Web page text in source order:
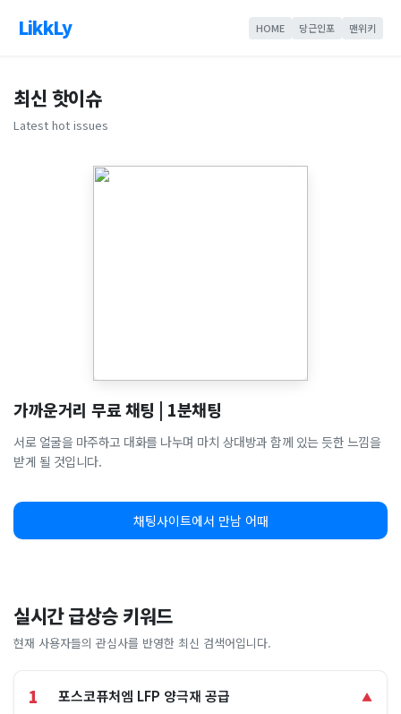
LikkLy HOME 당근인포 맨위키
최신 핫이슈
Latest hot issues
가까운거리 무료 채팅 | 1분채팅
서로 얼굴을 마주하고 대화를 나누며 마치 상대방과 함께 있는 듯한 느낌을
받게 될 것입니다.
채팅사이트에서 만남 어때
실시간 급상승 키워드
현재 사용자들의 관심사를 반영한 최신 검색어입니다.
1 포스코퓨처엠 LFP 양극재 공급 ▲